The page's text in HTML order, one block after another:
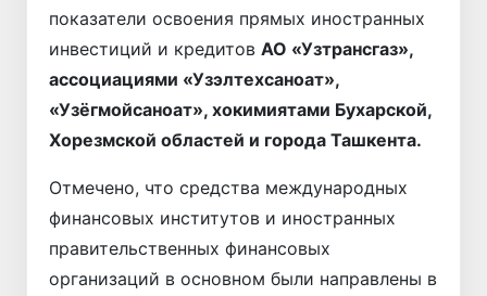
показатели освоения прямых иностранных
инвестиций и кредитов АО «Узтрансгаз»,
ассоциациями «Узэлтехсаноат»,
«Узёгмойсаноат», хокимиятами Бухарской,
Хорезмской областей и города Ташкента.
Отмечено, что средства международных
финансовых институтов и иностранных
правительственных финансовых
организаций в основном были направлены в